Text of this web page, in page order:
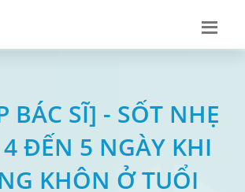
BÁC SĨ] - SỐT NHẸ
ĐẾN 5 NGÀY KHI
KHÔN Ở TUỔI